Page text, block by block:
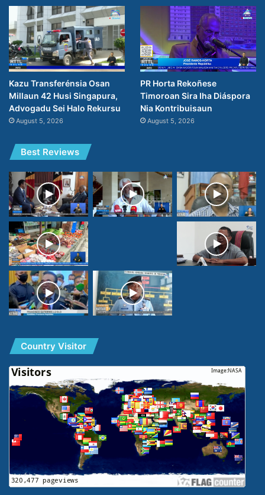
Kazu Transferénsia Osan
Millaun 42 Husi Singapura,
Advogadu Sei Halo Rekursu
August 5, 2026
PR Horta Rekoñese
Timoroan Sira Iha Diáspora
Nia Kontribuisaun
August 5, 2026
Best Reviews
Country Visitor